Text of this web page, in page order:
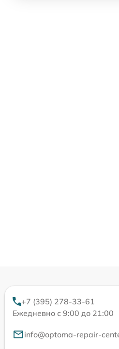
+7 (395) 278-33-61
Ежедневно с 9:00 до 21:00
info@optoma-repair-